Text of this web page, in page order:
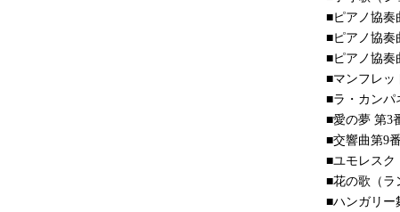
■ピアノ協奏
■ピアノ協奏
■ピアノ協奏
■マンフレッ
■ラ・カンパ
■愛の夢 第3
■交響曲第9
■ユモレスク
■花の歌（ラ
■ハンガリー